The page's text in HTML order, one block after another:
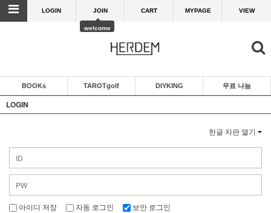
LOGIN JOIN
welcome
CART MYPAGE VIEW
BOOKs TAROTgolf DIYKING 무료 나눔
LOGIN
한글 자판 열기
아이디 저장 자동 로그인 보안 로그인